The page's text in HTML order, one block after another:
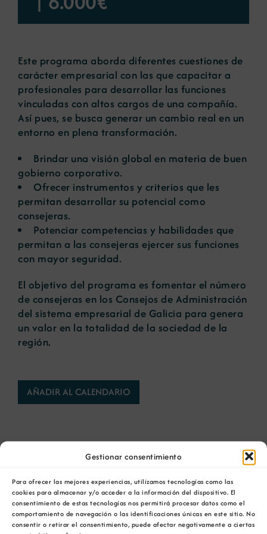
Gestionar consentimiento
Para ofrecer las mejores experiencias, utilizamos tecnologías como las
cookies para almacenar y/o acceder a la información del dispositivo. El
consentimiento de estas tecnologías nos permitirá procesar datos como el
comportamiento de navegación o las identificaciones únicas en este sitio. No
consentir o retirar el consentimiento, puede afectar negativamente a ciertas
Noticias
Portal de empleo
Contacto
Este programa aborda diferentes cuestiones de
carácter empresarial con las que capacitar a
profesionales para desarrollar las funciones
vinculadas con altos cargos de una compañía.
Así pues, se busca generar un cambio real en un
entorno en plena transformación.
Brindar una visión global en materia de buen
gobierno corporativo.
Ofrecer instrumentos y criterios que les
permitan desarrollar su potencial como
consejeras.
Potenciar competencias y habilidades que
permitan a las consejeras ejercer sus funciones
con mayor seguridad.
El objetivo del programa es fomentar el número
de consejeras en los Consejos de Administración
del sistema empresarial de Galicia para genera
un valor en la totalidad de la sociedad de la
región.
AÑADIR AL CALENDARIO
Comparta esta información en su red Social
favorita!
Facebook
X BlueskyRedditLinkedInWhatsApp
TelegramTumblrPinterest
Xing Correo